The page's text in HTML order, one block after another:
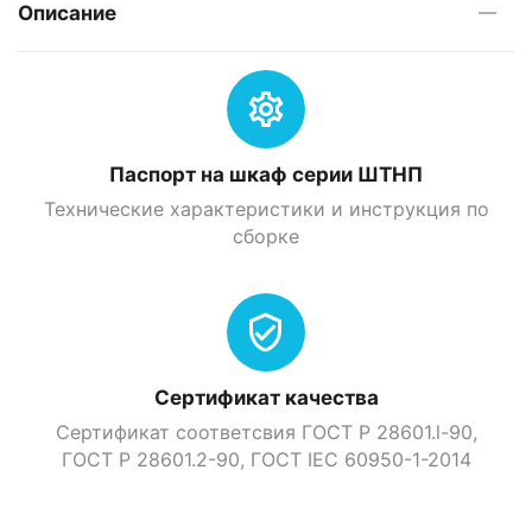
Описание
Паспорт на шкаф серии ШТНП
Технические характеристики и инструкция по
сборке
Сертификат качества
Сертификат соответсвия ГОСТ Р 28601.l-90,
ГОСТ Р 28601.2-90, ГOСТ IEC 60950-1-2014